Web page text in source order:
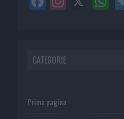
CATEGORIE
Prima pagina